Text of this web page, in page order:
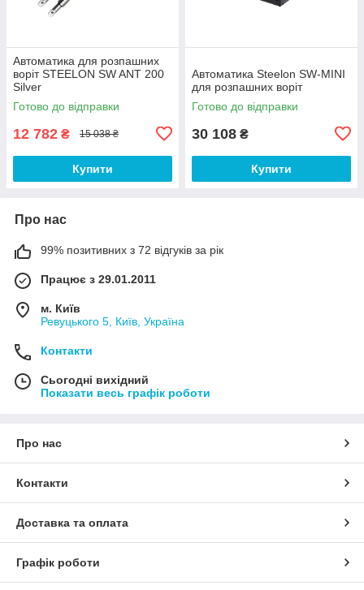
Автоматика для розпашних
воріт STEELON SW ANT 200
Silver
Готово до відправки
12 782 ₴ 15 038 ₴
Купити
Автоматика Steelon SW-MINI
для розпашних воріт
Готово до відправки
30 108 ₴
Купити
Про нас
99% позитивних з 72 відгуків за рік
Працює з 29.01.2011
м. Київ
Ревуцького 5, Київ, Україна
Контакти
Сьогодні вихідний
Показати весь графік роботи
Про нас
Контакти
Доставка та оплата
Графік роботи